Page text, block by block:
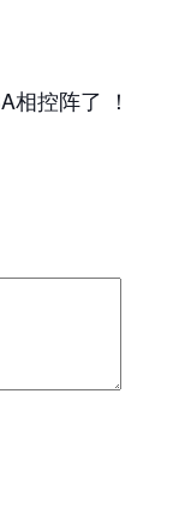
相控阵了 ！